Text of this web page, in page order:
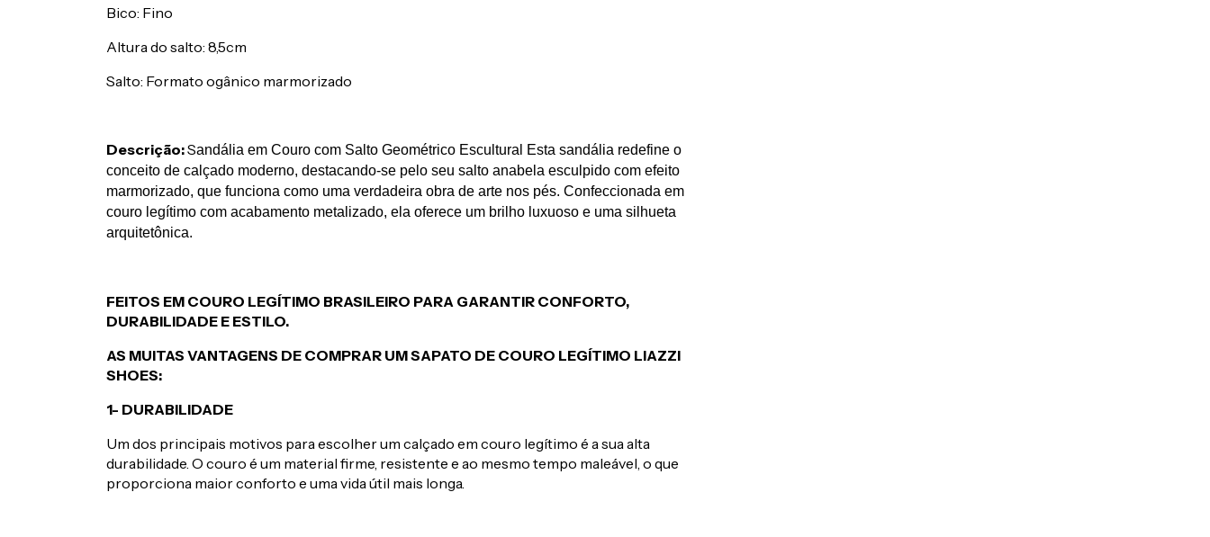
Bico: Fino
Altura do salto: 8,5cm
Salto: Formato ogânico marmorizado
Descrição:Sandália em Couro com Salto Geométrico Escultural Esta sandália redefine o
conceito de calçado moderno, destacando-se pelo seu salto anabela esculpido com efeito
marmorizado, que funciona como uma verdadeira obra de arte nos pés. Confeccionada em
couro legítimo com acabamento metalizado, ela oferece um brilho luxuoso e uma silhueta
arquitetônica.
FEITOS EM COURO LEGÍTIMO BRASILEIRO PARA GARANTIR CONFORTO,
DURABILIDADE E ESTILO.
AS MUITAS VANTAGENS DE COMPRAR UM SAPATO DE COURO LEGÍTIMO LIAZZI
SHOES:
1- DURABILIDADE
Um dos principais motivos para escolher um calçado em couro legítimo é a sua alta
durabilidade. O couro é um material firme, resistente e ao mesmo tempo maleável, o que
proporciona maior conforto e uma vida útil mais longa.